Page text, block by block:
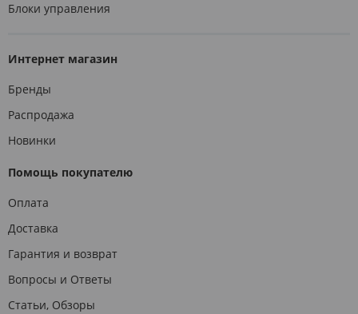
Блоки управления
Интернет магазин
Бренды
Распродажа
Новинки
Помощь покупателю
Оплата
Доставка
Гарантия и возврат
Вопросы и Ответы
Статьи, Обзоры